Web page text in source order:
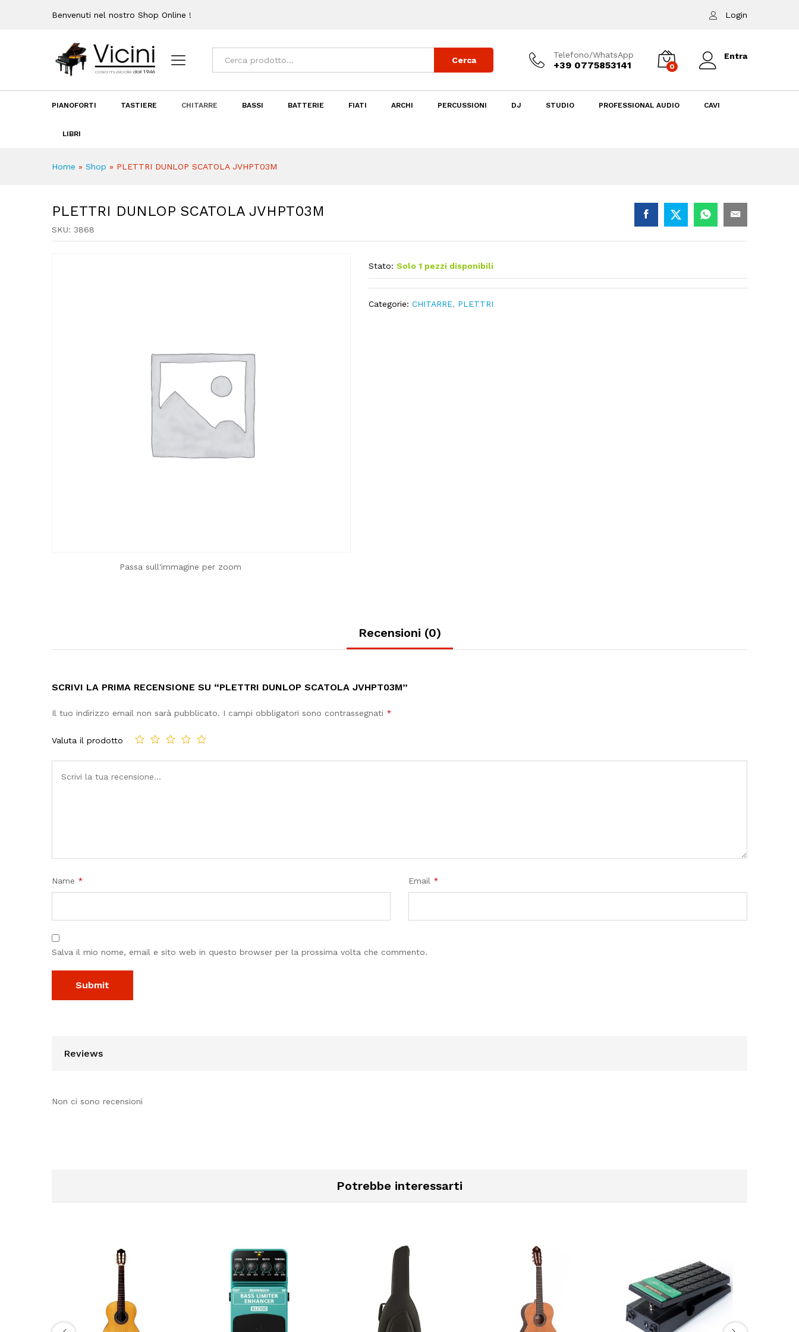
Benvenuti nel nostro Shop Online ! Login
Categorie Cerca
Telefono/WhatsApp
+39 0775853141 0
Entra
PIANOFORTI TASTIERE CHITARRE BASSI BATTERIE FIATI ARCHI PERCUSSIONI DJ STUDIO PROFESSIONAL AUDIO CAVI
LIBRI
Home » Shop » PLETTRI DUNLOP SCATOLA JVHPT03M
PLETTRI DUNLOP SCATOLA JVHPT03M
SKU: 3868
Passa sull'immagine per zoom
Stato: Solo 1 pezzi disponibili
Categorie:CHITARRE, PLETTRI
Recensioni (0)
SCRIVI LA PRIMA RECENSIONE SU “PLETTRI DUNLOP SCATOLA JVHPT03M”
Il tuo indirizzo email non sarà pubblicato. I campi obbligatori sono contrassegnati *
Valuta il prodotto
Name * Email *
Salva il mio nome, email e sito web in questo browser per la prossima volta che commento.
Reviews
Non ci sono recensioni
Potrebbe interessarti
Recensioni (0)
Aggiungi al carrello